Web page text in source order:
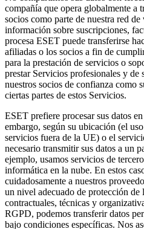
compañía que opera globalmente a
socios como parte de nuestra red
información sobre suscripciones,
procesa ESET puede transferirse
afiliadas o los socios a fin de
para la prestación de servicios o
prestar Servicios profesionales y de
nuestros socios de confianza como
ciertas partes de estos Servicios.
ESET prefiere procesar sus datos
embargo, según su ubicación (el
servicios fuera de la UE) o el
necesario transmitir sus datos a un
ejemplo, usamos servicios de
informática en la nube. En estos
cuidadosamente a nuestros
un nivel adecuado de protección de
contractuales, técnicas y
RGPD, podemos transferir datos
bajo condiciones específicas. Nos